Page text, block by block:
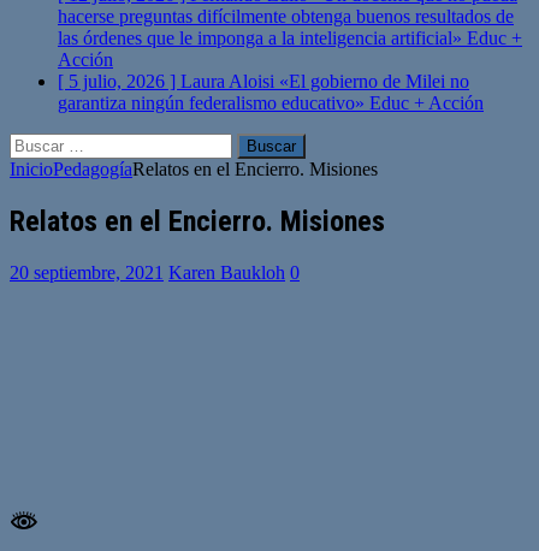
hacerse preguntas difícilmente obtenga buenos resultados de
las órdenes que le imponga a la inteligencia artificial» Educ +
Acción
[ 5 julio, 2026 ] Laura Aloisi «El gobierno de Milei no
garantiza ningún federalismo educativo» Educ + Acción
Buscar:
InicioPedagogíaRelatos en el Encierro. Misiones
Relatos en el Encierro. Misiones
20 septiembre, 2021 Karen Baukloh 0